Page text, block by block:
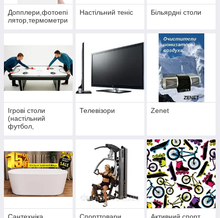
Допплери,фотоепі
лятор,термометри
Настільний теніс Більярдні столи
Ігрові столи
(настільний
футбол,
Телевізори Zenet